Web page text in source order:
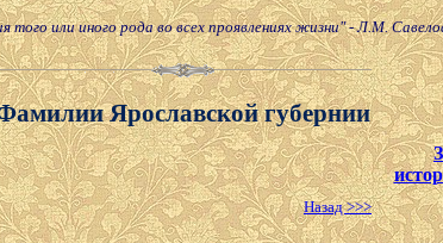
того или иного рода во всех проявлениях жизни" - Л.М.
Ярославской губернии
Назад >>>